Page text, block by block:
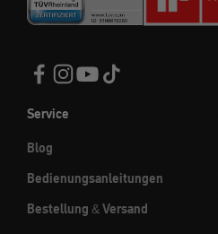
Service
Blog
Bedienungsanleitungen
Bestellung & Versand